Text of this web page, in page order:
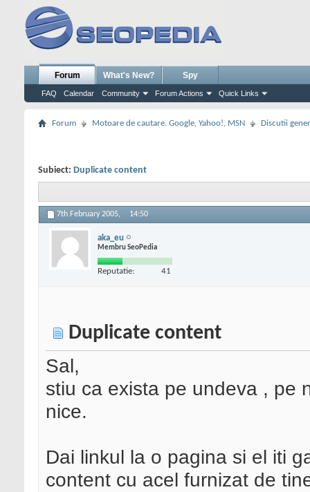
Forum
FAQ Calendar Community Forum Actions Quick Links
What's New? Spy
Forum Motoare de cautare. Google, Yahoo!, MSN Discutii
Subiect: Duplicate content
7th February 2005, 14:50
aka_eu
Membru SeoPedia
Reputatie: 41
Duplicate content
Sal,
stiu ca exista pe undeva , pe
nice.
Dai linkul la o pagina si el iti
content cu acel furnizat de